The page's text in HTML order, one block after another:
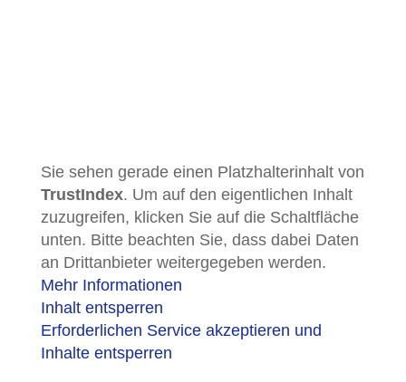
Sie sehen gerade einen Platzhalterinhalt von
TrustIndex. Um auf den eigentlichen Inhalt
zuzugreifen, klicken Sie auf die Schaltfläche
unten. Bitte beachten Sie, dass dabei Daten
an Drittanbieter weitergegeben werden.
Mehr Informationen
Inhalt entsperren
Erforderlichen Service akzeptieren und
Inhalte entsperren